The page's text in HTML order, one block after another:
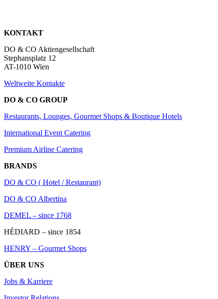
KONTAKT
DO & CO Aktiengesellschaft
Stephansplatz 12
AT-1010 Wien
Weltweite Kontakte
DO & CO GROUP
Restaurants, Lounges, Gourmet Shops & Boutique Hotels
International Event Catering
Premium Airline Catering
BRANDS
DO & CO ( Hotel / Restaurant)
DO & CO Albertina
DEMEL – since 1768
HÉDIARD – since 1854
HENRY – Gourmet Shops
ÜBER UNS
Jobs & Karriere